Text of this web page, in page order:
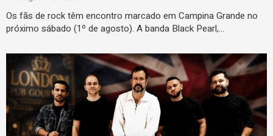
Os fãs de rock têm encontro marcado em Campina Grande no
próximo sábado (1º de agosto). A banda Black Pearl,…